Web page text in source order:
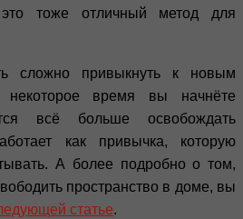
тоже отличный метод для
сложно привыкнуть к новым
время вы начнёте
всё больше освобождать
как привычка, которую
А более подробно о том,
пространство в доме, вы
статье.